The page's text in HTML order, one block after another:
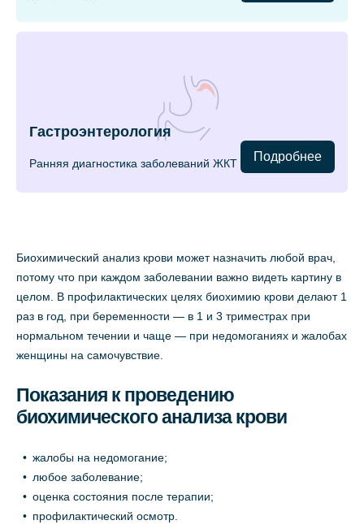
Гастроэнтерология
Ранняя диагностика заболеваний ЖКТ Подробнее
Биохимический анализ крови может назначить любой врач,
потому что при каждом заболевании важно видеть картину в
целом. В профилактических целях биохимию крови делают 1
раз в год, при беременности — в 1 и 3 триместрах при
нормальном течении и чаще — при недомоганиях и жалобах
женщины на самочувствие.
Показания к проведению
биохимического анализа крови
жалобы на недомогание;
любое заболевание;
оценка состояния после терапии;
профилактический осмотр.